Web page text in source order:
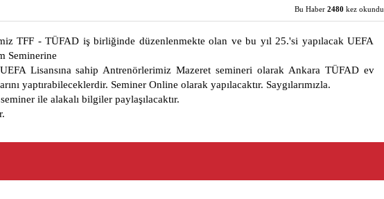
Bu Haber 2480 kez okundu.
TFF - TÜFAD iş birliğinde düzenlenmekte olan ve bu yıl 25.'si yapılacak UEFA
Seminerine
Lisansına sahip Antrenörlerimiz Mazeret semineri olarak Ankara TÜFAD ev
yaptırabileceklerdir. Seminer Online olarak yapılacaktır. Saygılarımızla.
ile alakalı bilgiler paylaşılacaktır.